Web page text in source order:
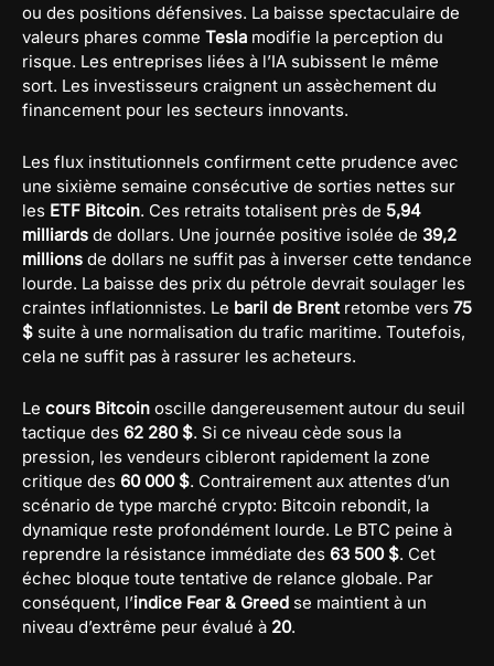
ou des positions défensives. La baisse spectaculaire de
valeurs phares comme Tesla modifie la perception du
risque. Les entreprises liées à l’IA subissent le même
sort. Les investisseurs craignent un assèchement du
financement pour les secteurs innovants.
Les flux institutionnels confirment cette prudence avec
une sixième semaine consécutive de sorties nettes sur
les ETF Bitcoin. Ces retraits totalisent près de 5,94
milliards de dollars. Une journée positive isolée de 39,2
millions de dollars ne suffit pas à inverser cette tendance
lourde. La baisse des prix du pétrole devrait soulager les
craintes inflationnistes. Le baril de Brentretombe vers 75
$ suite à une normalisation du trafic maritime. Toutefois,
cela ne suffit pas à rassurer les acheteurs.
Le cours Bitcoin oscille dangereusement autour du seuil
tactique des 62 280 $. Si ce niveau cède sous la
pression, les vendeurs cibleront rapidement la zone
critique des 60 000 $. Contrairement aux attentes d’un
scénario de type marché crypto: Bitcoin rebondit, la
dynamique reste profondément lourde. Le BTC peine à
reprendre la résistance immédiate des 63 500 $. Cet
échec bloque toute tentative de relance globale. Par
conséquent, l’indice Fear & Greed se maintient à un
niveau d’extrême peur évalué à 20.